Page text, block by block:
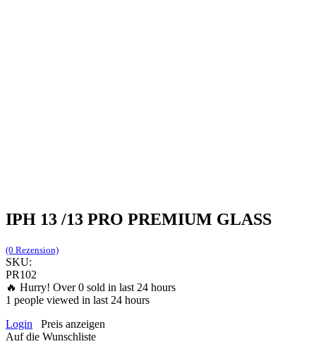
IPH 13 /13 PRO PREMIUM GLASS
(0 Rezension)
SKU:
PR102
🔥 Hurry! Over0 sold in last 24 hours
1 people viewed in last 24 hours
Login
Preis anzeigen
Auf die Wunschliste